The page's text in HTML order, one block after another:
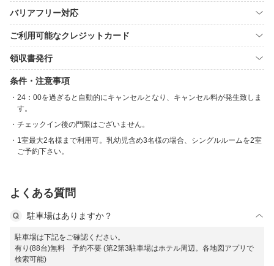
バリアフリー対応
ご利用可能なクレジットカード
領収書発行
条件・注意事項
24：00を過ぎると自動的にキャンセルとなり、キャンセル料が発生致しま
す。
チェックイン後の門限はございません。
1室最大2名様まで利用可。乳幼児含め3名様の場合、シングルルームを2室
ご予約下さい。
よくある質問
駐車場はありますか？
駐車場は下記をご確認ください。
有り(88台)無料 予約不要 (第2第3駐車場はホテル周辺。各地図アプリで
検索可能)